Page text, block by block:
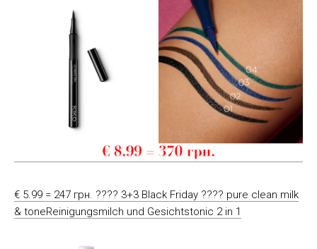
€ 5.99 = 247 грн. ???? 3+3 Black Friday ???? pure clean milk
& toneReinigungsmilch und Gesichtstonic 2 in 1